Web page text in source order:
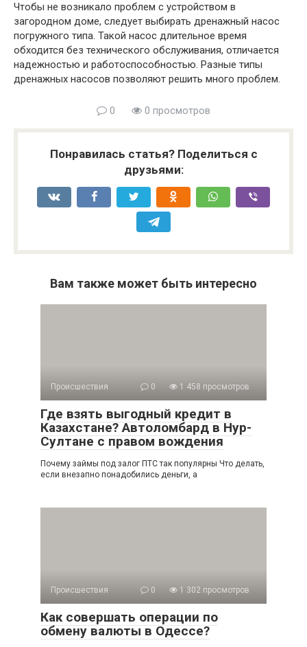
Чтобы не возникало проблем с устройством в
загородном доме, следует выбирать дренажный насос
погружного типа. Такой насос длительное время
обходится без технического обслуживания, отличается
надежностью и работоспособностью. Разные типы
дренажных насосов позволяют решить много проблем.
0 0 просмотров
Понравилась статья? Поделиться с
друзьями:
Вам также может быть интересно
Происшествия 0 1 458 просмотров
Где взять выгодный кредит в
Казахстане? Автоломбард в Нур-
Султане с правом вождения
Почему займы под залог ПТС так популярны Что делать,
если внезапно понадобились деньги, а
Происшествия 0 1 302 просмотров
Как совершать операции по
обмену валюты в Одессе?